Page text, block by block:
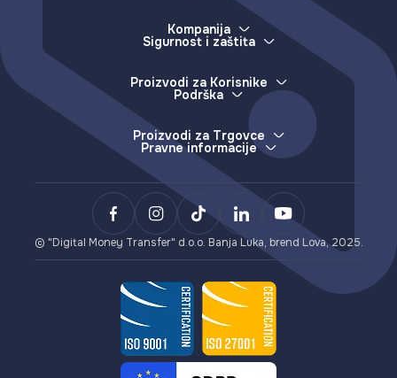
Kompanija
O nama
Partneri
Distributeri
Sigurnost i zaštita
Kako prijaviti izgubljen uređaj
Više o prevarama i lažnim info
Proizvodi za Korisnike
E-novčanik
Uplate (izdavanje e-novca)
Isplate (otkup e-novca)
Slanje novca
Izdavanje VISA kartica
Kriptovalute
Podrška
Česta pitanja
Proizvodi za Trgovce
E-novčanik
LovaPay (naplata u e-novcu)
Lova Payment Gateway (za eCommerce)
BCXPay (plaćanja u kriptovalutama)
Kartični Payment Gateway (za eCommerce)
Pravne informacije
Opšti uslovi poslovanja
Politika privatnosti
Uslovi korištenja Lova dopune i Lova bona
AML/KYC uputstvo
Provizije
© "Digital Money Transfer" d.o.o. Banja Luka, brend Lova, 2025.